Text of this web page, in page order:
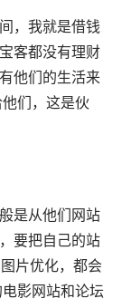
，我就是借钱
客都没有理财
他们的生活来
们，这是伙
是从他们网站
要把自己的站
片优化，都会
影网站和论坛